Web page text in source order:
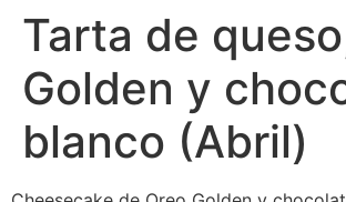
Tarta de
Golden y
blanco (Abril)